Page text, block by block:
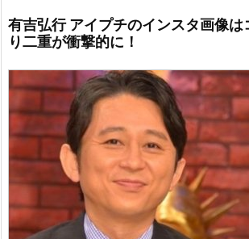
有吉弘行 アイプチのインスタ画像は
り二重が衝撃的に！